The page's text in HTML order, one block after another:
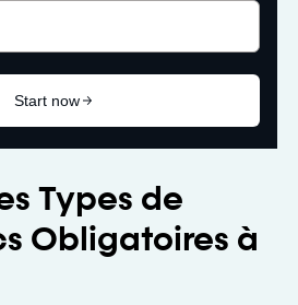
Types de
Obligatoires à